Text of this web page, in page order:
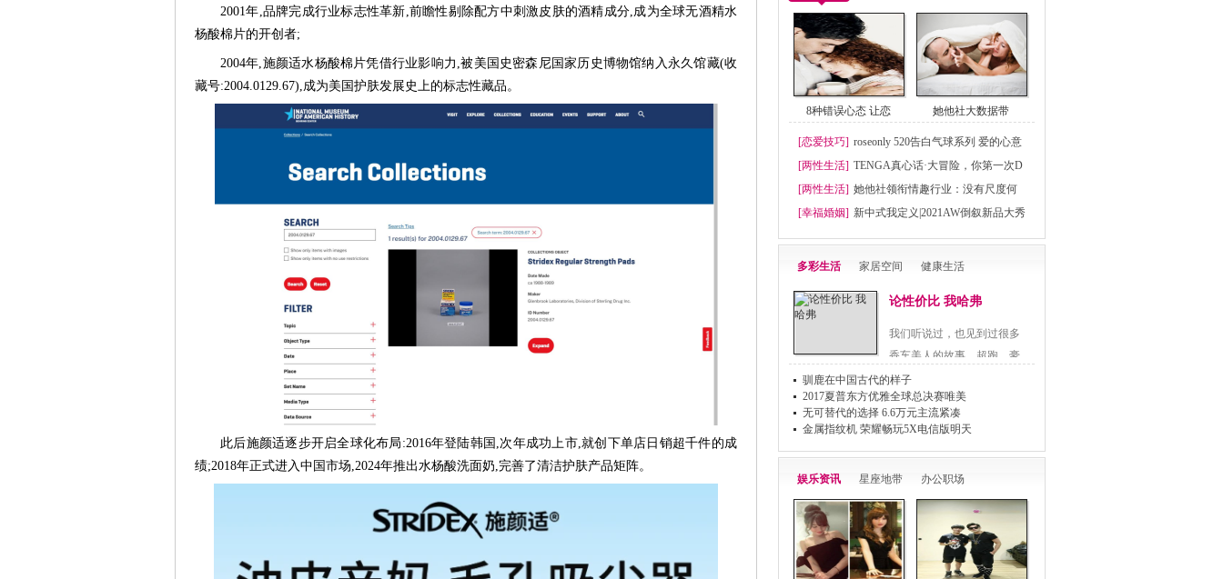
2001年,品牌完成行业标志性革新,前瞻性剔除配方中刺激皮肤的酒精成分,成为全球无酒精水
杨酸棉片的开创者;
2004年,施颜适水杨酸棉片凭借行业影响力,被美国史密森尼国家历史博物馆纳入永久馆藏(收
藏号:2004.0129.67),成为美国护肤发展史上的标志性藏品。
此后施颜适逐步开启全球化布局:2016年登陆韩国,次年成功上市,就创下单店日销超千件的成
绩;2018年正式进入中国市场,2024年推出水杨酸洗面奶,完善了清洁护肤产品矩阵。
8种错误心态 让恋 她他社大数据带
[恋爱技巧] roseonly 520告白气球系列 爱的心意
[两性生活] TENGA真心话·大冒险，你第一次D
[两性生活] 她他社领衔情趣行业：没有尺度何
[幸福婚姻] 新中式我定义|2021AW倒叙新品大秀
多彩生活 家居空间 健康生活
论性价比 我哈弗
我们听说过，也见到过很多
香车美人的故事，超跑、豪
车..
驯鹿在中国古代的样子
2017夏普东方优雅全球总决赛唯美
无可替代的选择 6.6万元主流紧凑
金属指纹机 荣耀畅玩5X电信版明天
娱乐资讯 星座地带 办公职场